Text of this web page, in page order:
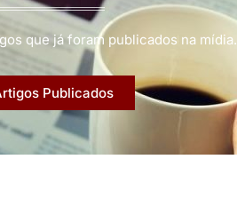
que já foram publicados na mídia.
Publicados